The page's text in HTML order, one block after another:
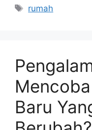
Tags
rumah
Baru